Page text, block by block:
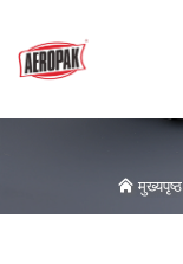
मुख्यपृष्ठ